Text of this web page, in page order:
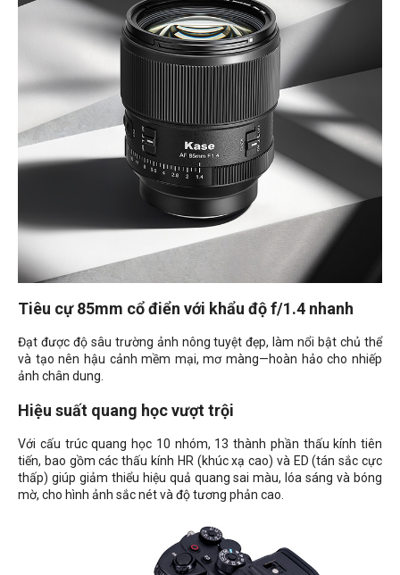
Tiêu cự 85mm cổ điển với khẩu độ f/1.4 nhanh
Đạt được độ sâu trường ảnh nông tuyệt đẹp, làm nổi bật chủ thể
và tạo nên hậu cảnh mềm mại, mơ màng—hoàn hảo cho nhiếp
ảnh chân dung.
Hiệu suất quang học vượt trội
Với cấu trúc quang học 10 nhóm, 13 thành phần thấu kính tiên
tiến, bao gồm các thấu kính HR (khúc xạ cao) và ED (tán sắc cực
thấp) giúp giảm thiểu hiệu quả quang sai màu, lóa sáng và bóng
mờ, cho hình ảnh sắc nét và độ tương phản cao.